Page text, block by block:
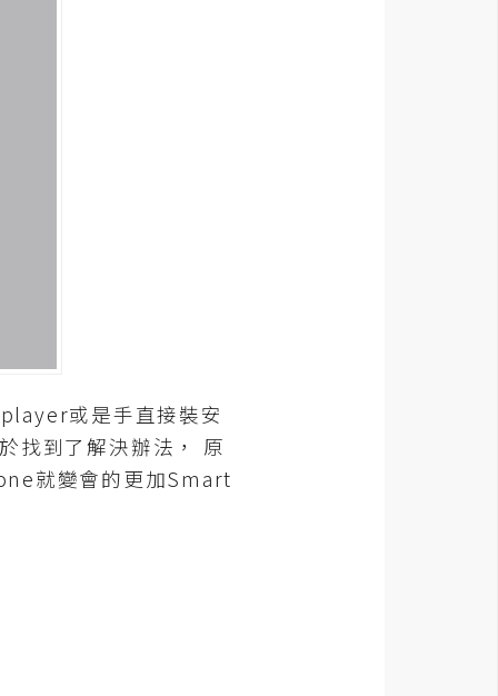
或是手直接裝安
找到了解決辦法， 原
就變會的更加Smart